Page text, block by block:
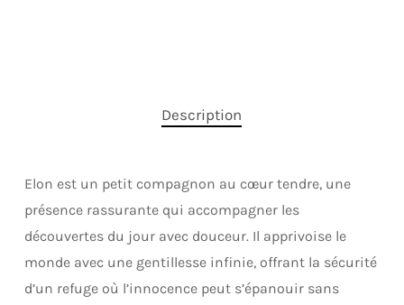
Description
Elon est un petit compagnon au cœur tendre, une
présence rassurante qui accompagner les
découvertes du jour avec douceur. Il apprivoise le
monde avec une gentillesse infinie, offrant la sécurité
d’un refuge où l’innocence peut s’épanouir sans